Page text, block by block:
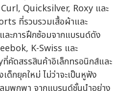
Quicksilver, Roxy และ
ที่รวบรวมเสื้อผ้าและ
ะการฝึกซ้อมจากแบรนด์ดัง
K-Swiss และ
คัดสรรสินค้าอิเล็กทรอนิกส์และ
ด็กยุคใหม่ ไม่ว่าจะเป็นหูฟัง
มพกพา จากแบรนด์ชั้นนำอย่าง